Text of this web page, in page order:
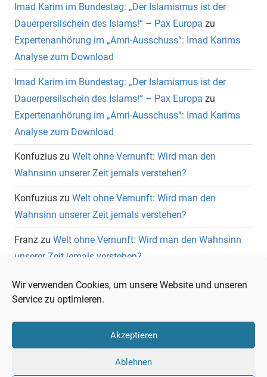
Wir verwenden Cookies, um unsere Website und unseren
Service zu optimieren.
Akzeptieren
Ablehnen
Imad Karim im Bundestag: „Der Islamismus ist der
Dauerpersilschein des Islams!“ – Pax Europa zu
Expertenanhörung im „Amri-Ausschuss“: Imad Karims
Analyse zum Download
Imad Karim im Bundestag: „Der Islamismus ist der
Dauerpersilschein des Islams!“ – Pax Europa zu
Expertenanhörung im „Amri-Ausschuss“: Imad Karims
Analyse zum Download
Konfuzius zu Welt ohne Vernunft: Wird man den
Wahnsinn unserer Zeit jemals verstehen?
Konfuzius zu Welt ohne Vernunft: Wird man den
Wahnsinn unserer Zeit jemals verstehen?
Franz zu Welt ohne Vernunft: Wird man den Wahnsinn
unserer Zeit jemals verstehen?
Wolfgang HeuerzuWelt ohne Vernunft: Wird man den
Wahnsinn unserer Zeit jemals verstehen?